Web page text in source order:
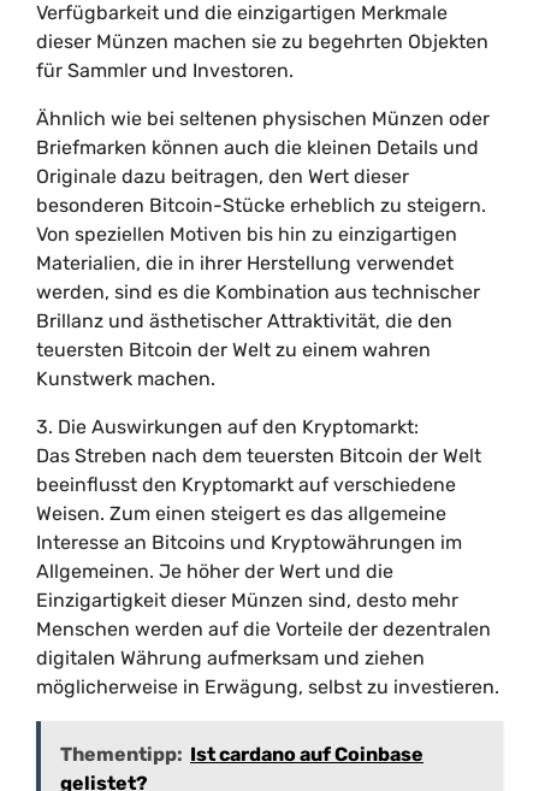
Verfügbarkeit und die einzigartigen Merkmale
dieser Münzen machen sie zu begehrten Objekten
für Sammler und Investoren.
Ähnlich wie bei seltenen physischen Münzen oder
Briefmarken können auch die kleinen Details und
Originale dazu beitragen, den Wert dieser
besonderen Bitcoin-Stücke erheblich zu steigern.
Von speziellen Motiven bis hin zu einzigartigen
Materialien, die in ihrer Herstellung verwendet
werden, sind es die Kombination aus technischer
Brillanz und ästhetischer Attraktivität, die den
teuersten Bitcoin der Welt zu einem wahren
Kunstwerk machen.
3. Die Auswirkungen auf den Kryptomarkt:
Das Streben nach dem teuersten Bitcoin der Welt
beeinflusst den Kryptomarkt auf verschiedene
Weisen. Zum einen steigert es das allgemeine
Interesse an Bitcoins und Kryptowährungen im
Allgemeinen. Je höher der Wert und die
Einzigartigkeit dieser Münzen sind, desto mehr
Menschen werden auf die Vorteile der dezentralen
digitalen Währung aufmerksam und ziehen
möglicherweise in Erwägung, selbst zu investieren.
Thementipp: Ist cardano auf Coinbase
gelistet?